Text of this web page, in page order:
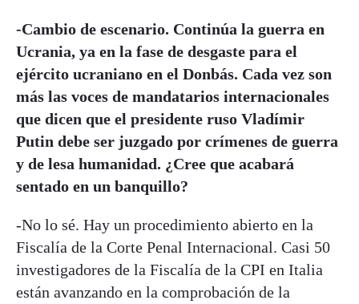
-Cambio de escenario. Continúa la guerra en
Ucrania, ya en la fase de desgaste para el
ejército ucraniano en el Donbás. Cada vez son
más las voces de mandatarios internacionales
que dicen que el presidente ruso Vladímir
Putin debe ser juzgado por crímenes de guerra
y de lesa humanidad. ¿Cree que acabará
sentado en un banquillo?
-No lo sé. Hay un procedimiento abierto en la
Fiscalía de la Corte Penal Internacional. Casi 50
investigadores de la Fiscalía de la CPI en Italia
están avanzando en la comprobación de la